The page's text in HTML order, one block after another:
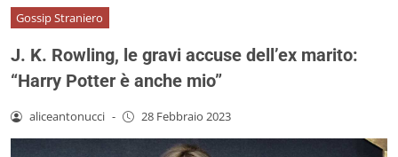
Gossip Straniero
J. K. Rowling, le gravi accuse dell’ex marito:
“Harry Potter è anche mio”
aliceantonucci - 28 Febbraio 2023